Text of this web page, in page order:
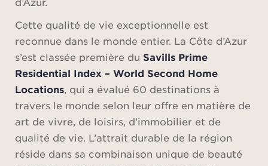
Cette qualité de vie exceptionnelle est
reconnue dans le monde entier. La Côte d’Azur
s’est classée première du Savills Prime
Residential Index – World Second Home
Locations, qui a évalué 60 destinations à
travers le monde selon leur offre en matière de
art de vivre, de loisirs, d’immobilier et de
qualité de vie. L’attrait durable de la région
réside dans sa combinaison unique de beauté